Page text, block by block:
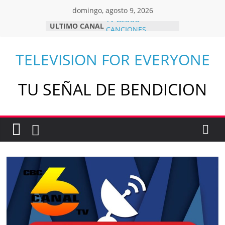
domingo, agosto 9, 2026
ULTIMO CANAL TV GLOBO
CANCIONES
CAMPUS TELEVISION
TELEVISION FOR EVERYONE
TU SEÑAL DE BENDICION